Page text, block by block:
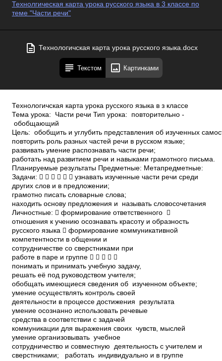
Технолгическая карта урока русского языка в 3 классе по
теме "Части речи"
Технологичская карта урока русского языка.docx
Текстом Картинками
Технологичская карта урока русского языка в з классе
Тема урока: Части речи Тип урока: повторительно ­
обобщающий
Цель: обобщить и углубить представления об изученных
повторить роль разных частей речи в русском языке;
развивать умение распознавать части речи;
работать над развитием речи и навыками грамотного письма.
Планируемые результаты Предметные: Метапредметные:
Задачи:       узнавать изученные части речи среди
других слов и в предложении;
грамотно писать словарные слова;
находить основу предложения и называть словосочетания
Личностные:  формирование ответственного 
отношения к учению осознавать красоту и образность
русского языка  формирование коммуникативной
компетентности в общении и
сотрудничестве со сверстниками при
работе в паре и группе     
понимать и принимать учебную задачу,
решать её под руководством учителя;
обобщать имеющиеся сведения об изученном объекте;
умение осуществлять контроль своей
деятельности в процессе достижения результата
умение осознанно использовать речевые
средства в соответствии с задачей
коммуникации для выражения своих чувств, мыслей
умение организовывать учебное
сотрудничество и совместную деятельность с учителем и
сверстниками; работать индивидуально и в группе